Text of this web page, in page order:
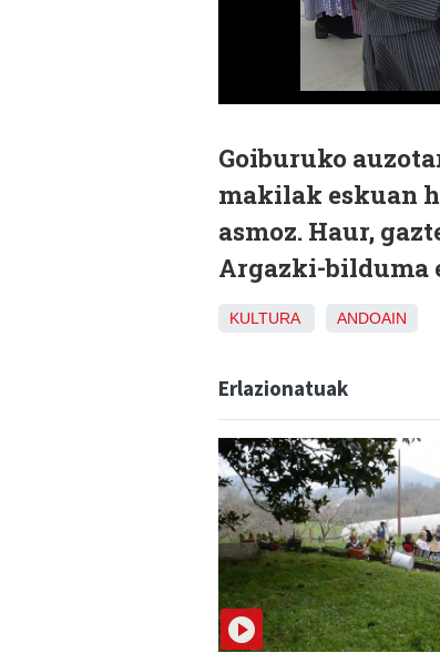
Goiburuko
makilak eskuan
asmoz. Haur,
Argazki-bilduma
KULTURA ANDOAIN
Erlazionatuak